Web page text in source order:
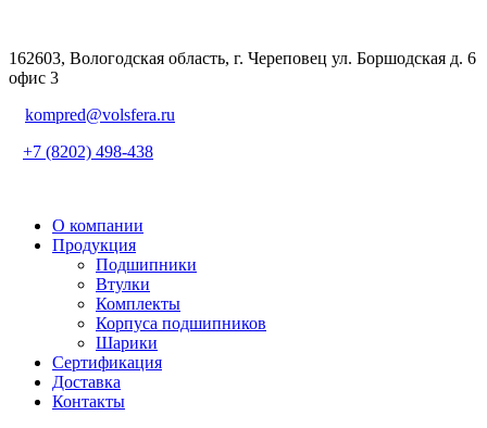
162603, Вологодская область, г. Череповец ул. Боршодская д. 6
офис 3
kompred@volsfera.ru
+7 (8202) 498-438
О компании
Продукция
Подшипники
Втулки
Комплекты
Корпуса подшипников
Шарики
Сертификация
Доставка
Контакты